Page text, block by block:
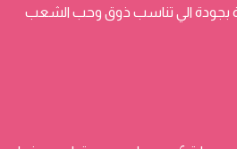
بجودة الي تناسب ذوق وحب الشعب